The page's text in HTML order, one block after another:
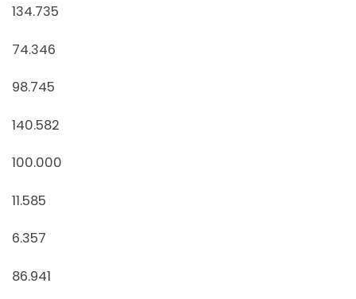
134.735
74.346
98.745
140.582
100.000
11.585
6.357
86.941